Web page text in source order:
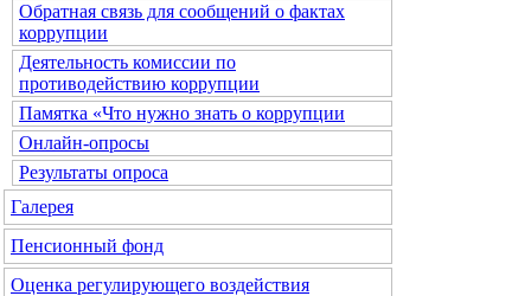
Обратная связь для сообщений о фактах
коррупции
Деятельность комиссии по
противодействию коррупции
Памятка «Что нужно знать о коррупции
Онлайн-опросы
Результаты опроса
Галерея
Пенсионный фонд
Оценка регулирующего воздействия